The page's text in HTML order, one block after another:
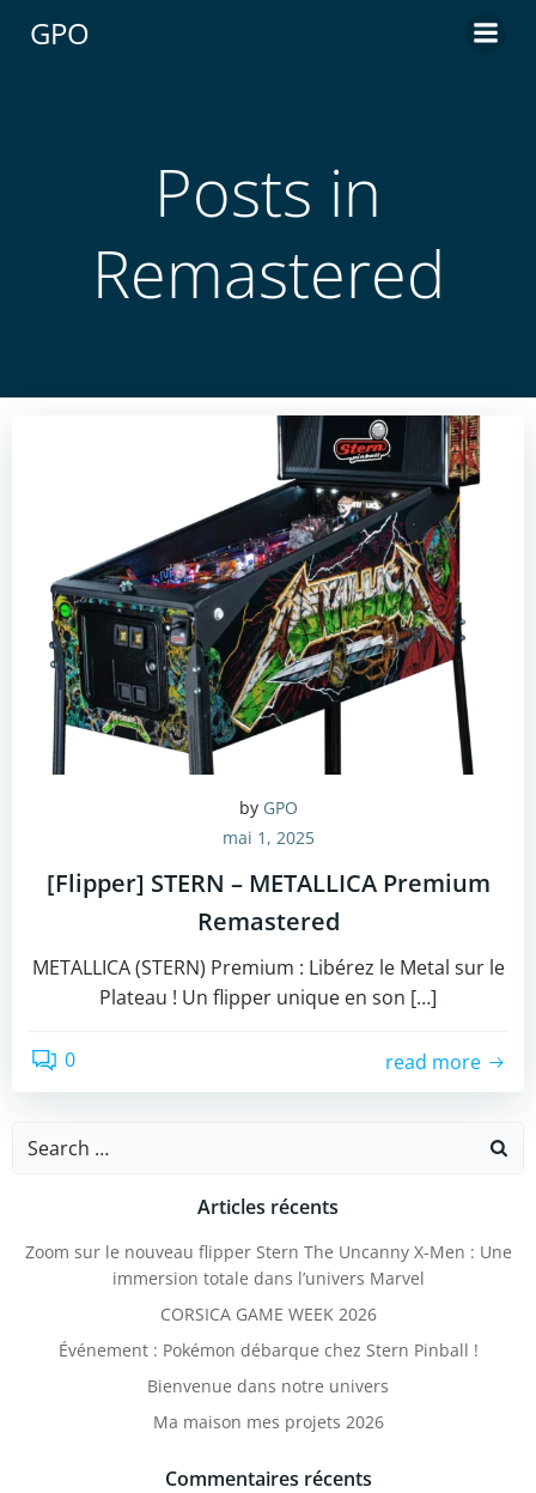
GPO
Posts in
Remastered
by GPO
mai 1, 2025
[Flipper] STERN – METALLICA Premium
Remastered
METALLICA (STERN) Premium : Libérez le Metal sur le
Plateau ! Un flipper unique en son […]
0 read more
Search
Articles récents
Zoom sur le nouveau flipper Stern The Uncanny X-Men : Une
immersion totale dans l’univers Marvel
CORSICA GAME WEEK 2026
Événement : Pokémon débarque chez Stern Pinball !
Bienvenue dans notre univers
Ma maison mes projets 2026
Commentaires récents